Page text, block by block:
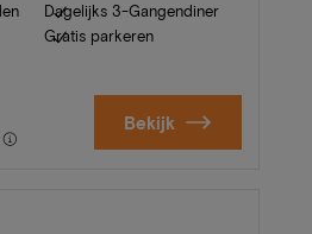
Dagelijks 3-Gangendiner
Gratis parkeren
Bekijk